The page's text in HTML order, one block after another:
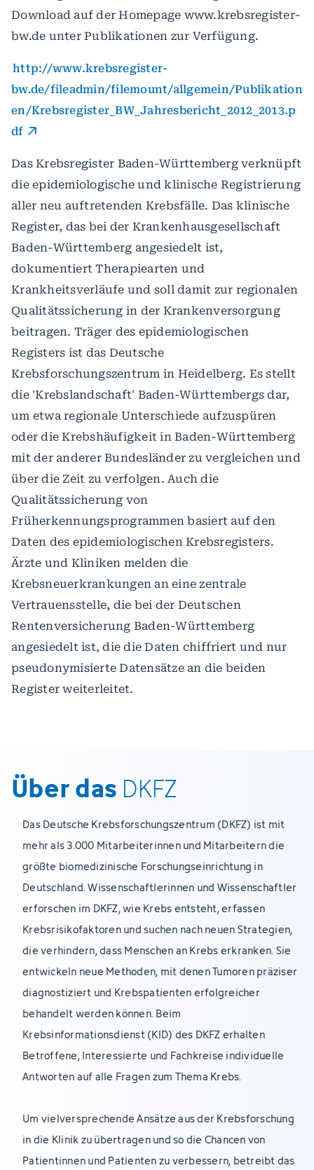
Download auf der Homepage www.krebsregister-
bw.de unter Publikationen zur Verfügung.
http://www.krebsregister-
bw.de/fileadmin/filemount/allgemein/Publikation
en/Krebsregister_BW_Jahresbericht_2012_2013.p
df
Das Krebsregister Baden-Württemberg verknüpft
die epidemiologische und klinische Registrierung
aller neu auftretenden Krebsfälle. Das klinische
Register, das bei der Krankenhausgesellschaft
Baden-Württemberg angesiedelt ist,
dokumentiert Therapiearten und
Krankheitsverläufe und soll damit zur regionalen
Qualitätssicherung in der Krankenversorgung
beitragen. Träger des epidemiologischen
Registers ist das Deutsche
Krebsforschungszentrum in Heidelberg. Es stellt
die 'Krebslandschaft' Baden-Württembergs dar,
um etwa regionale Unterschiede aufzuspüren
oder die Krebshäufigkeit in Baden-Württemberg
mit der anderer Bundesländer zu vergleichen und
über die Zeit zu verfolgen. Auch die
Qualitätssicherung von
Früherkennungsprogrammen basiert auf den
Daten des epidemiologischen Krebsregisters.
Ärzte und Kliniken melden die
Krebsneuerkrankungen an eine zentrale
Vertrauensstelle, die bei der Deutschen
Rentenversicherung Baden-Württemberg
angesiedelt ist, die die Daten chiffriert und nur
pseudonymisierte Datensätze an die beiden
Register weiterleitet.
Über das DKFZ
Das Deutsche Krebsforschungszentrum (DKFZ) ist mit
mehr als 3.000 Mitarbeiterinnen und Mitarbeitern die
größte biomedizinische Forschungseinrichtung in
Deutschland. Wissenschaftlerinnen und Wissenschaftler
erforschen im DKFZ, wie Krebs entsteht, erfassen
Krebsrisikofaktoren und suchen nach neuen Strategien,
die verhindern, dass Menschen an Krebs erkranken. Sie
entwickeln neue Methoden, mit denen Tumoren präziser
diagnostiziert und Krebspatienten erfolgreicher
behandelt werden können. Beim
Krebsinformationsdienst (KID) des DKFZ erhalten
Betroffene, Interessierte und Fachkreise individuelle
Antworten auf alle Fragen zum Thema Krebs.
Um vielversprechende Ansätze aus der Krebsforschung
in die Klinik zu übertragen und so die Chancen von
Patientinnen und Patienten zu verbessern, betreibt das